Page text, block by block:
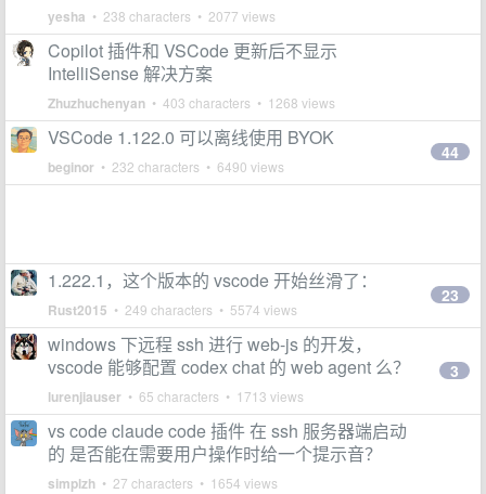
yesha • 238 characters • 2077 views
Copilot 插件和 VSCode 更新后不显示
IntelliSense 解决方案
Zhuzhuchenyan • 403 characters • 1268 views
VSCode 1.122.0 可以离线使用 BYOK
beginor • 232 characters • 6490 views
44
1.222.1，这个版本的 vscode 开始丝滑了：
Rust2015 • 249 characters • 5574 views
23
windows 下远程 ssh 进行 web-js 的开发，
vscode 能够配置 codex chat 的 web agent 么？
lurenjiauser • 65 characters • 1713 views
3
vs code claude code 插件 在 ssh 服务器端启动
的 是否能在需要用户操作时给一个提示音？
simplzh • 27 characters • 1654 views